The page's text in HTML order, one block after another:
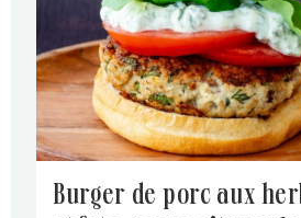
burger de porc aux herbes